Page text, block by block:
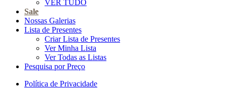
VER TUDO
Sale
Nossas Galerias
Lista de Presentes
Criar Lista de Presentes
Ver Minha Lista
Ver Todas as Listas
Pesquisa por Preço
Política de Privacidade